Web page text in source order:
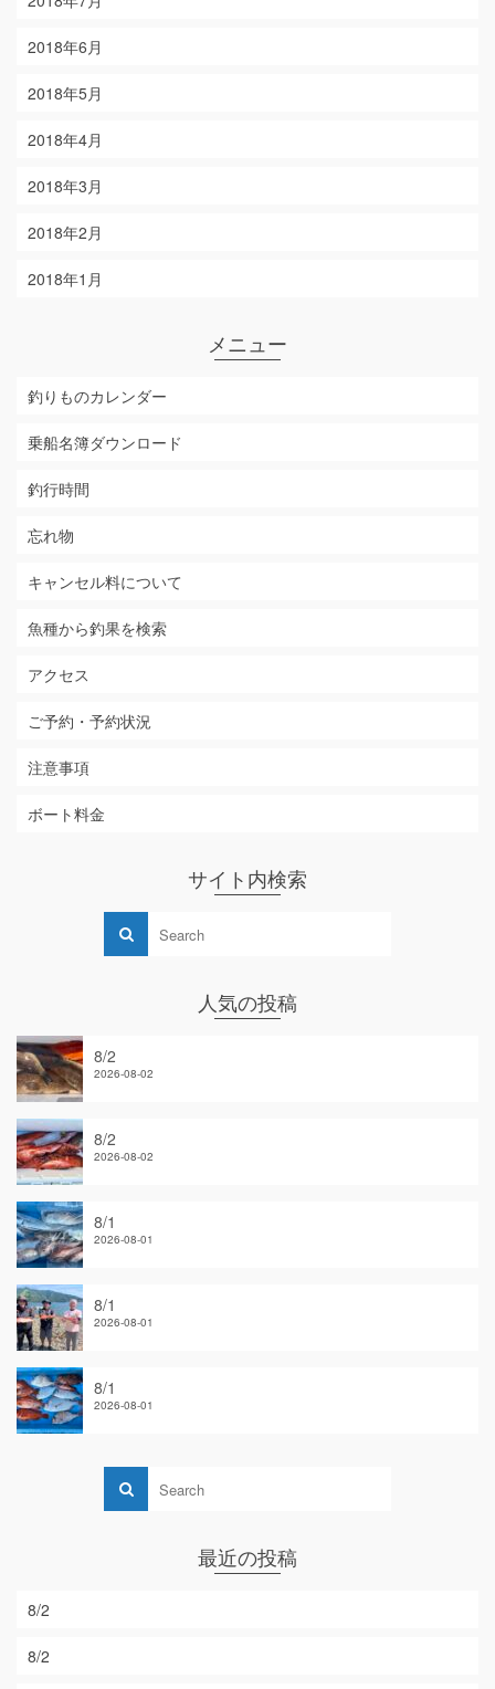
2018年6月
2018年5月
2018年4月
2018年3月
2018年2月
2018年1月
メニュー
釣りものカレンダー
乗船名簿ダウンロード
釣行時間
忘れ物
キャンセル料について
魚種から釣果を検索
アクセス
ご予約・予約状況
注意事項
ボート料金
サイト内検索
人気の投稿
8/2
2026-08-02
8/2
2026-08-02
8/1
2026-08-01
8/1
2026-08-01
8/1
2026-08-01
最近の投稿
8/2
8/2